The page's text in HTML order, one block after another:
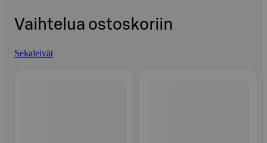
Vaihtelua ostoskoriin
Sekaleivät